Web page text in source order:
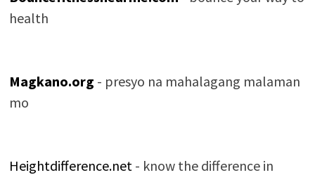
health
Magkano.org - presyo na mahalagang malaman
mo
Heightdifference.net - know the difference in